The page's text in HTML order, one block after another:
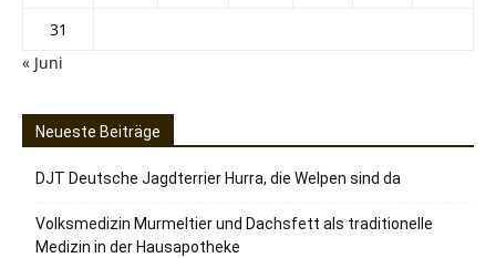
31
« Juni
Neueste Beiträge
DJT Deutsche Jagdterrier Hurra, die Welpen sind da
Volksmedizin Murmeltier und Dachsfett als traditionelle
Medizin in der Hausapotheke